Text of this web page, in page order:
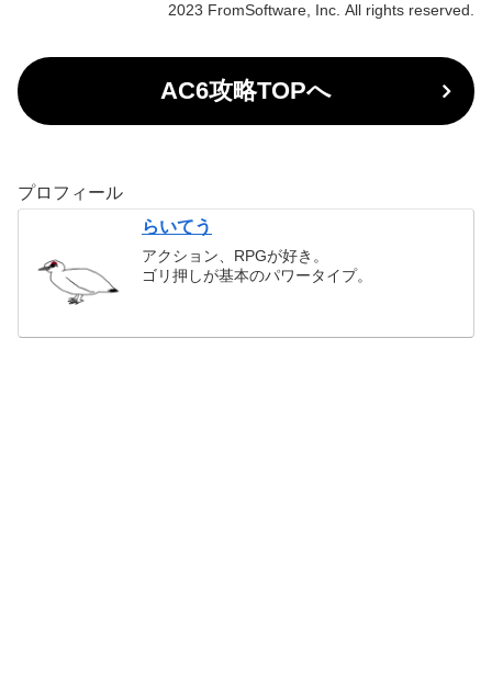
2023 FromSoftware, Inc. All rights reserved.
AC6攻略TOPへ
プロフィール
らいてう
アクション、RPGが好き。
ゴリ押しが基本のパワータイプ。